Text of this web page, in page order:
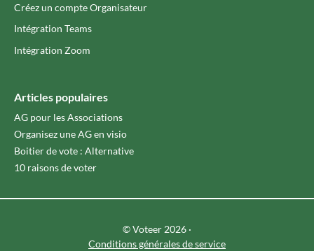
Créez un compte Organisateur
Intégration Teams
Intégration Zoom
Articles populaires
AG pour les Associations
Organisez une AG en visio
Boitier de vote : Alternative
10 raisons de voter
© Voteer 2026 ·
Conditions générales de service